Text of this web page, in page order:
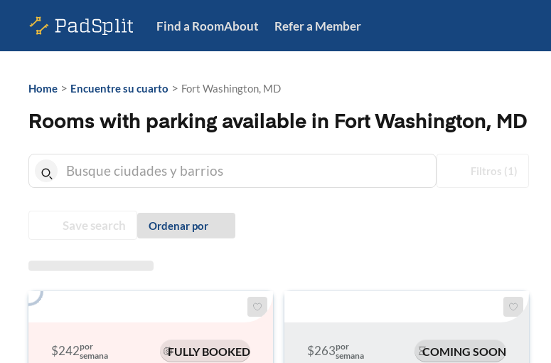
Find a RoomAbout Refer a Member
Home > Encuentre su cuarto > Fort Washington, MD
Rooms with parking available in Fort Washington, MD
Filtros (1)
Save search Ordenar por
$242por
semana
FULLY BOOKED
$263por
semana
COMING SOON